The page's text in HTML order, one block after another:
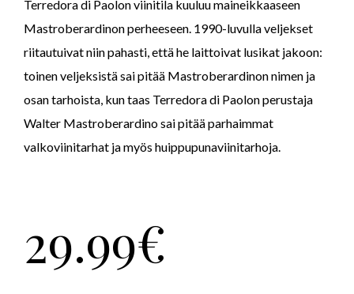
Terredora di Paolon viinitila kuuluu maineikkaaseen
Mastroberardinon perheeseen. 1990-luvulla veljekset
riitautuivat niin pahasti, että he laittoivat lusikat jakoon:
toinen veljeksistä sai pitää Mastroberardinon nimen ja
osan tarhoista, kun taas Terredora di Paolon perustaja
Walter Mastroberardino sai pitää parhaimmat
valkoviinitarhat ja myös huippupunaviinitarhoja.
29.99€